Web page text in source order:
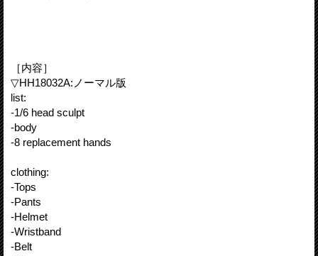
［内容］
▽HH18032A:ノーマル版
list:
-1/6 head sculpt
-body
-8 replacement hands
clothing:
-Tops
-Pants
-Helmet
-Wristband
-Belt